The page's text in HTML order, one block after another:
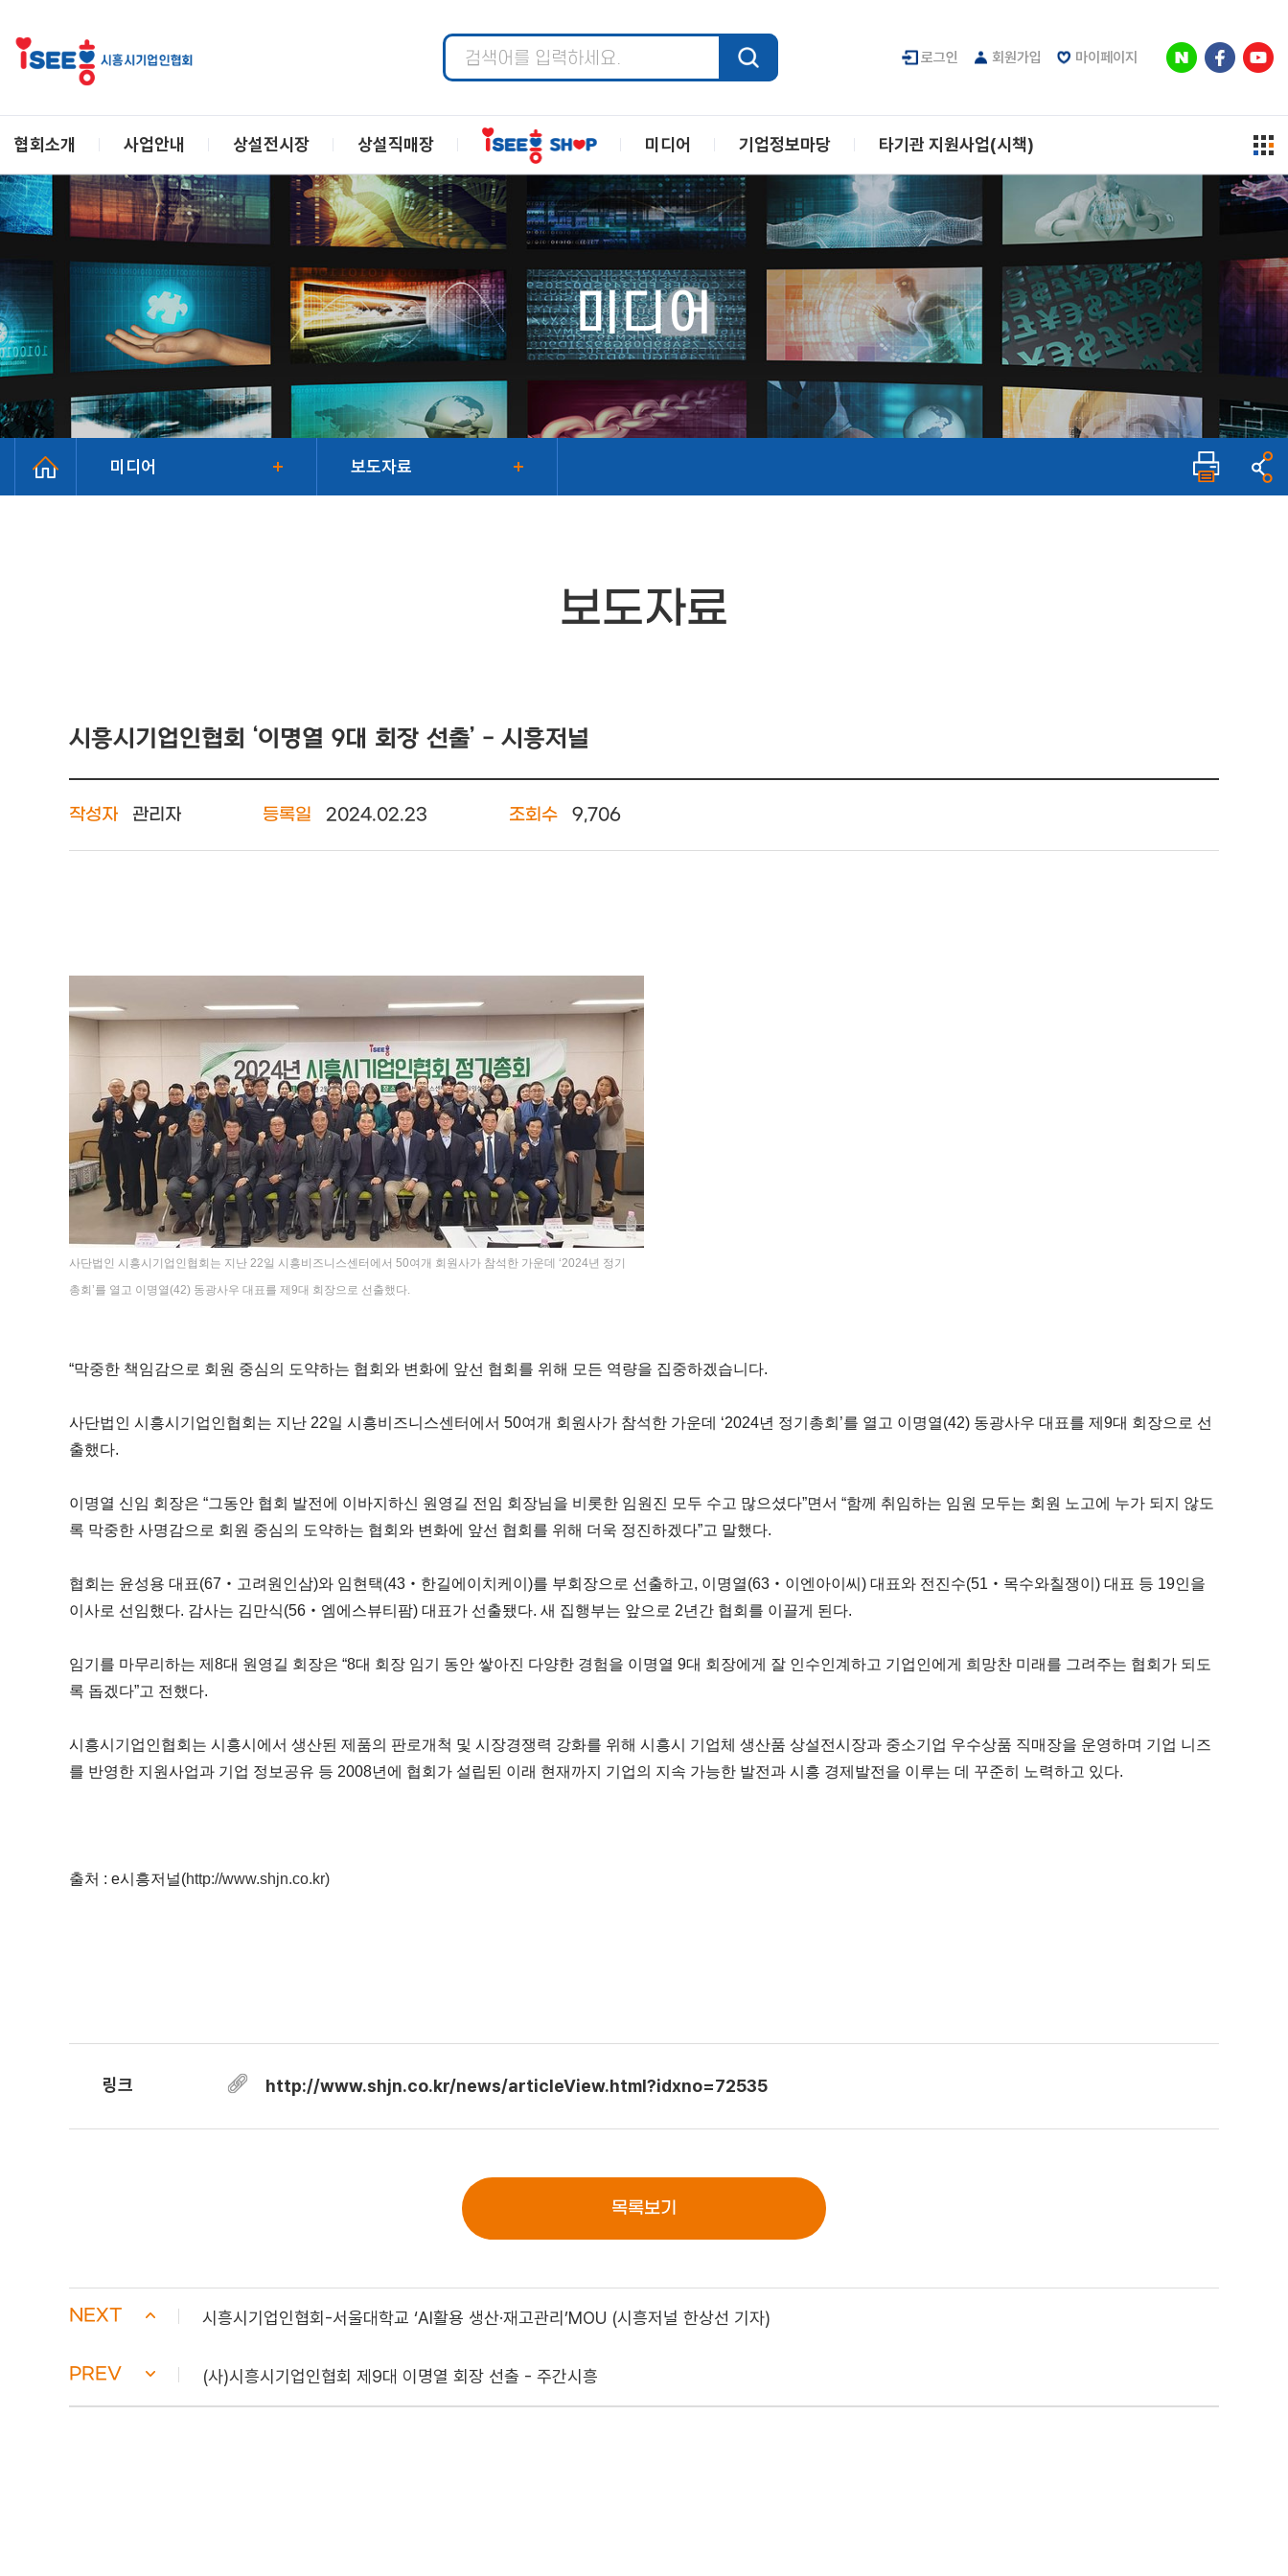
로그인 회원가입 마이페이지
협회소개 사업안내 상설전시장 상설직매장 미디어 기업정보마당 타기관 지원사업(시책)
미디어
미디어 보도자료
보도자료
시흥시기업인협회 ‘이명열 9대 회장 선출’ - 시흥저널
작성자 관리자 등록일 2024.02.23 조회수 9,706
사단법인 시흥시기업인협회는 지난 22일 시흥비즈니스센터에서 50여개 회원사가 참석한 가운데 ‘2024년 정기
총회’를 열고 이명열(42) 동광사우 대표를 제9대 회장으로 선출했다.
“막중한 책임감으로 회원 중심의 도약하는 협회와 변화에 앞선 협회를 위해 모든 역량을 집중하겠습니다.
사단법인 시흥시기업인협회는 지난 22일 시흥비즈니스센터에서 50여개 회원사가 참석한 가운데 ‘2024년 정기총회’를 열고 이명열(42) 동광사우 대표를 제9대 회장으로 선
출했다.
이명열 신임 회장은 “그동안 협회 발전에 이바지하신 원영길 전임 회장님을 비롯한 임원진 모두 수고 많으셨다”면서 “함께 취임하는 임원 모두는 회원 노고에 누가 되지 않도
록 막중한 사명감으로 회원 중심의 도약하는 협회와 변화에 앞선 협회를 위해 더욱 정진하겠다”고 말했다.
협회는 윤성용 대표(67‧고려원인삼)와 임현택(43‧한길에이치케이)를 부회장으로 선출하고, 이명열(63‧이엔아이씨) 대표와 전진수(51‧목수와칠쟁이) 대표 등 19인을
이사로 선임했다. 감사는 김만식(56‧엠에스뷰티팜) 대표가 선출됐다. 새 집행부는 앞으로 2년간 협회를 이끌게 된다.
임기를 마무리하는 제8대 원영길 회장은 “8대 회장 임기 동안 쌓아진 다양한 경험을 이명열 9대 회장에게 잘 인수인계하고 기업인에게 희망찬 미래를 그려주는 협회가 되도
록 돕겠다”고 전했다.
시흥시기업인협회는 시흥시에서 생산된 제품의 판로개척 및 시장경쟁력 강화를 위해 시흥시 기업체 생산품 상설전시장과 중소기업 우수상품 직매장을 운영하며 기업 니즈
를 반영한 지원사업과 기업 정보공유 등 2008년에 협회가 설립된 이래 현재까지 기업의 지속 가능한 발전과 시흥 경제발전을 이루는 데 꾸준히 노력하고 있다.
출처 : e시흥저널(http://www.shjn.co.kr)
링크 http://www.shjn.co.kr/news/articleView.html?idxno=72535
목록보기
NEXT 시흥시기업인협회-서울대학교 ‘AI활용 생산·재고관리’MOU (시흥저널 한상선 기자)
PREV (사)시흥시기업인협회 제9대 이명열 회장 선출 - 주간시흥